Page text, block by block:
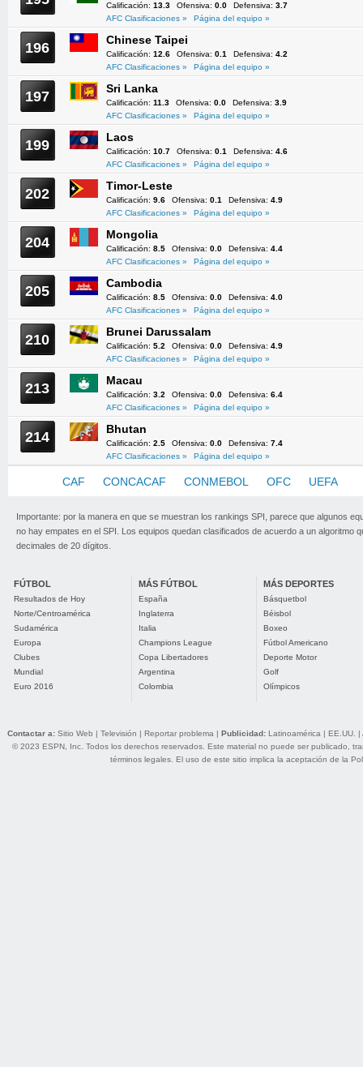
Calificación: 13.3 Ofensiva: 0.0 Defensiva: 3.7
AFC Clasificaciones »
Página del equipo »
196 Chinese Taipei
Calificación: 12.6 Ofensiva: 0.1 Defensiva: 4.2
AFC Clasificaciones »
Página del equipo »
197 Sri Lanka
Calificación: 11.3 Ofensiva: 0.0 Defensiva: 3.9
AFC Clasificaciones »
Página del equipo »
199 Laos
Calificación: 10.7 Ofensiva: 0.1 Defensiva: 4.6
AFC Clasificaciones »
Página del equipo »
202 Timor-Leste
Calificación: 9.6 Ofensiva: 0.1 Defensiva: 4.9
AFC Clasificaciones »
Página del equipo »
204 Mongolia
Calificación: 8.5 Ofensiva: 0.0 Defensiva: 4.4
AFC Clasificaciones »
Página del equipo »
205 Cambodia
Calificación: 8.5 Ofensiva: 0.0 Defensiva: 4.0
AFC Clasificaciones »
Página del equipo »
210 Brunei Darussalam
Calificación: 5.2 Ofensiva: 0.0 Defensiva: 4.9
AFC Clasificaciones »
Página del equipo »
213 Macau
Calificación: 3.2 Ofensiva: 0.0 Defensiva: 6.4
AFC Clasificaciones »
Página del equipo »
214 Bhutan
Calificación: 2.5 Ofensiva: 0.0 Defensiva: 7.4
AFC Clasificaciones »
Página del equipo »
CAF CONCACAF CONMEBOL OFC UEFA
Importante: por la manera en que se muestran los rankings SPI, parece que algunos
no hay empates en el SPI. Los equipos quedan clasificados de acuerdo a un algoritmo
decimales de 20 dígitos.
FÚTBOL
Resultados de Hoy
Norte/Centroamérica
Sudamérica
Europa
Clubes
Mundial
Euro 2016
MÁS FÚTBOL
España
Inglaterra
Italia
Champions League
Copa Libertadores
Argentina
Colombia
MÁS DEPORTES
Básquetbol
Béisbol
Boxeo
Fútbol Americano
Deporte Motor
Golf
Olímpicos
Contactar a: Sitio Web | Televisión | Reportar problema | Publicidad: Latinoamérica | EE.UU. |
© 2023 ESPN, Inc. Todos los derechos reservados. Este material no puede ser publicado,
términos legales. El uso de este sitio implica la aceptación de la